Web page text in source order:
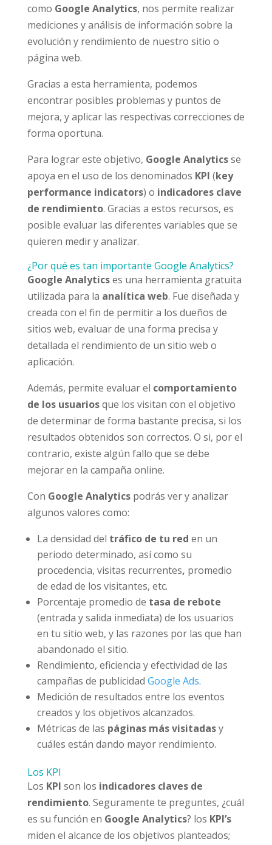
como Google Analytics, nos permite realizar
mediciones y análisis de información sobre la
evolución y rendimiento de nuestro sitio o
página web.
Gracias a esta herramienta, podemos
encontrar posibles problemas y puntos de
mejora, y aplicar las respectivas correcciones de
forma oportuna.
Para lograr este objetivo, Google Analyticsse
apoya en el uso de los denominados KPI (key
performance indicators) o indicadores clave
de rendimiento. Gracias a estos recursos, es
posible evaluar las diferentes variables que se
quieren medir y analizar.
¿Por qué es tan importante Google Analytics?
Google Analyticses una herramienta gratuita
utilizada para la analítica web. Fue diseñada y
creada con el fin de permitir a los dueños de
sitios web, evaluar de una forma precisa y
detallada el rendimiento de un sitio web o
aplicación.
Además, permite evaluar el comportamiento
de los usuariosque los visitan con el objetivo
de determinar de forma bastante precisa, si los
resultados obtenidos son correctos. O si, por el
contrario, existe algún fallo que se debe
mejorar en la campaña online.
Con Google Analyticspodrás ver y analizar
algunos valores como:
La densidad del tráfico de tu red en un
periodo determinado, así como su
procedencia, visitas recurrentes, promedio
de edad de los visitantes, etc.
Porcentaje promedio de tasa de rebote
(entrada y salida inmediata) de los usuarios
en tu sitio web, y las razones por las que han
abandonado el sitio.
Rendimiento, eficiencia y efectividad de las
campañas de publicidad Google Ads.
Medición de resultados entre los eventos
creados y los objetivos alcanzados.
Métricas de las páginas más visitadasy
cuáles están dando mayor rendimiento.
Los KPI
Los KPI son los indicadores claves de
rendimiento. Seguramente te preguntes, ¿cuál
es su función en Google Analytics? los KPI’s
miden el alcance de los objetivos planteados;